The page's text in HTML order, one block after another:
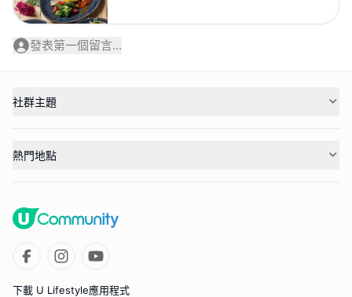
發表第一個留言...
社群主題
熱門地點
下載 U Lifestyle應用程式